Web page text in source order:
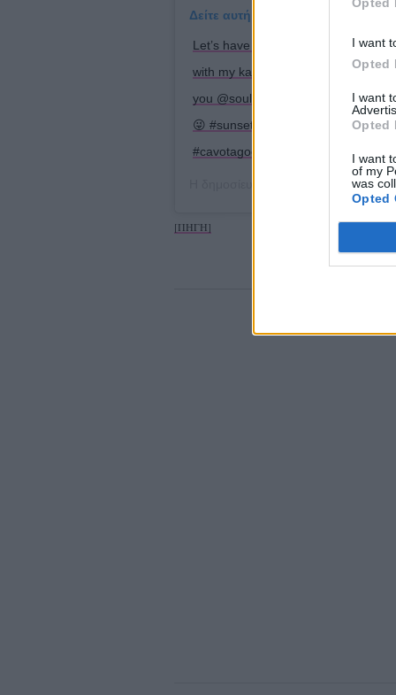
I want
Opted
I want
Opted
I want
of my
was
Opted
Δείτε αυτή τη δημοσίευση στο
Let’s have an exciting May full of
with my kangoo at Cavo tagoo
you @soulaliakou 🌹,it was what
😜 #sunsetgirl #happynewmonth
#cavotagoomykonos
Η δημοσίευση κοινοποιήθηκε από
[ΠΗΓΗ]